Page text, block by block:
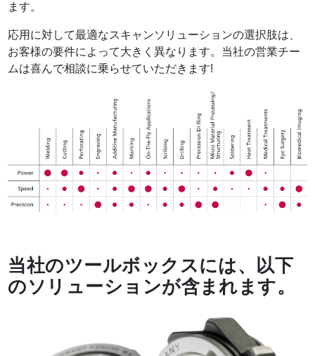
ます。
応用に対して最適なスキャンソリューションの選択肢は、
お客様の要件によって大きく異なります。当社の営業チー
ムは喜んで相談に乗らせていただきます!
当社のツールボックスには、以下
のソリューションが含まれます。